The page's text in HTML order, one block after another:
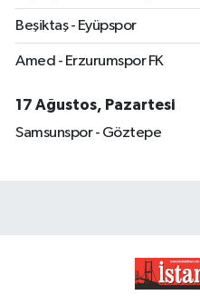
Beşiktaş - Eyüpspor
Amed - Erzurumspor FK
17 Ağustos, Pazartesi
Samsunspor - Göztepe